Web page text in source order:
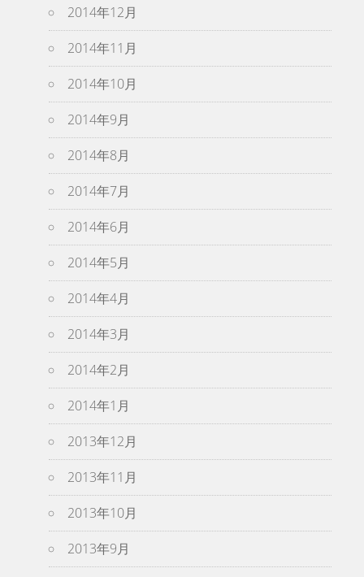
2014年12月
2014年11月
2014年10月
2014年9月
2014年8月
2014年7月
2014年6月
2014年5月
2014年4月
2014年3月
2014年2月
2014年1月
2013年12月
2013年11月
2013年10月
2013年9月